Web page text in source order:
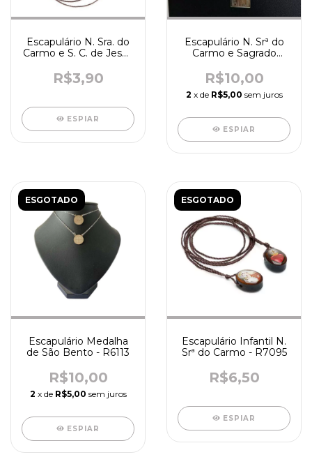
Escapulário N. Sra. do
Carmo e S. C. de Jesus
R$3,90
ESPIAR
Escapulário N. Srª do
Carmo e Sagrado
R4208
R$10,00
2 x de R$5,00 sem juros
ESPIAR
ESGOTADO
Escapulário Medalha
de São Bento - R6113
R$10,00
2 x de R$5,00 sem juros
ESPIAR
ESGOTADO
Escapulário Infantil N.
Srª do Carmo - R7095
R$6,50
ESPIAR